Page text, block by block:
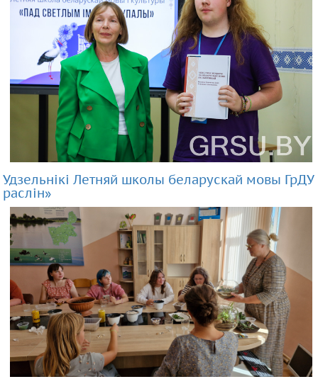
Удзельнікі Летняй школы беларускай мовы
раслін»